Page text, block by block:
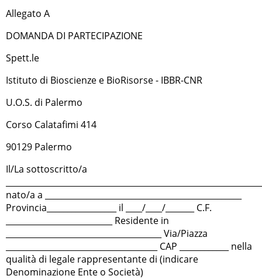
Allegato A
DOMANDA DI PARTECIPAZIONE
Spett.le
Istituto di Bioscienze e BioRisorse - IBBR-CNR
U.O.S. di Palermo
Corso Calatafimi 414
90129 Palermo
Il/La sottoscritto/a
nato/a a ________________________________________________
Provincia_________________ il ____/____/_______ C.F.
__________________________ Residente in
______________________________________ Via/Piazza
_____________________________________ CAP ____________ nella
qualità di legale rappresentante di (indicare
Denominazione Ente o Società)